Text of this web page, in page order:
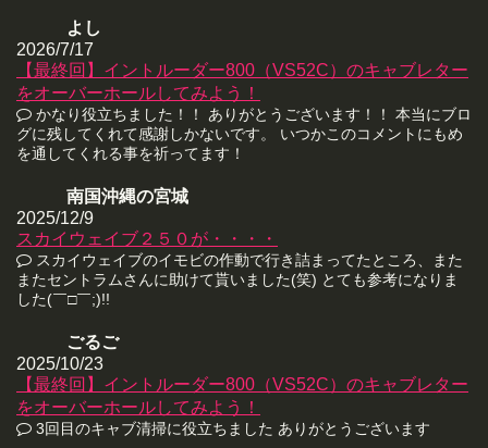
よし
2026/7/17
【最終回】イントルーダー800（VS52C）のキャブレター
をオーバーホールしてみよう！
かなり役立ちました！！ ありがとうございます！！ 本当にブロ
グに残してくれて感謝しかないです。 いつかこのコメントにもめ
を通してくれる事を祈ってます！
南国沖縄の宮城
2025/12/9
スカイウェイブ２５０が・・・・
スカイウェイブのイモビの作動で行き詰まってたところ、また
またセントラムさんに助けて貰いました(笑) とても参考になりま
した(￣□￣;)!!
ごるご
2025/10/23
【最終回】イントルーダー800（VS52C）のキャブレター
をオーバーホールしてみよう！
3回目のキャブ清掃に役立ちました ありがとうございます